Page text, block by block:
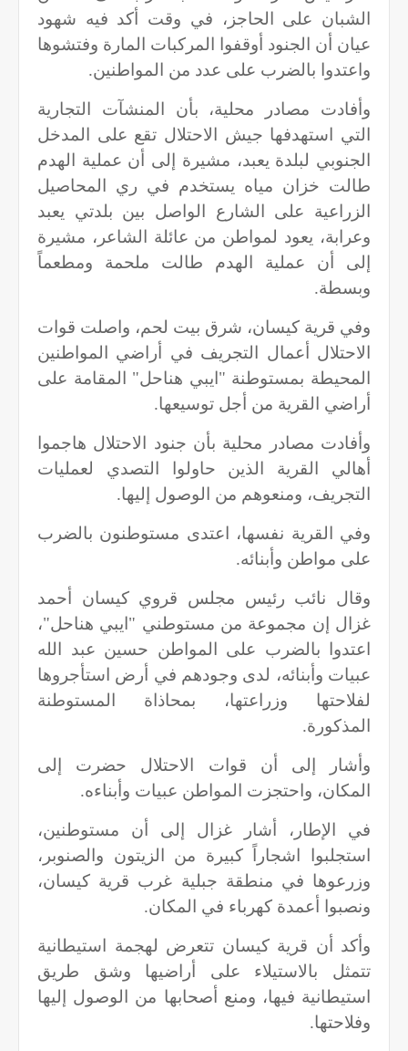
الشبان على الحاجز، في وقت أكد فيه شهود
عيان أن الجنود أوقفوا المركبات المارة وفتشوها
واعتدوا بالضرب على عدد من المواطنين.
وأفادت مصادر محلية، بأن المنشآت التجارية
التي استهدفها جيش الاحتلال تقع على المدخل
الجنوبي لبلدة يعبد، مشيرة إلى أن عملية الهدم
طالت خزان مياه يستخدم في ري المحاصيل
الزراعية على الشارع الواصل بين بلدتي يعبد
وعرابة، يعود لمواطن من عائلة الشاعر، مشيرة
إلى أن عملية الهدم طالت ملحمة ومطعماً
وبسطة.
وفي قرية كيسان، شرق بيت لحم، واصلت قوات
الاحتلال أعمال التجريف في أراضي المواطنين
المحيطة بمستوطنة "ايبي هناحل" المقامة على
أراضي القرية من أجل توسيعها.
وأفادت مصادر محلية بأن جنود الاحتلال هاجموا
أهالي القرية الذين حاولوا التصدي لعمليات
التجريف، ومنعوهم من الوصول إليها.
وفي القرية نفسها، اعتدى مستوطنون بالضرب
على مواطن وأبنائه.
وقال نائب رئيس مجلس قروي كيسان أحمد
غزال إن مجموعة من مستوطني "ايبي هناحل"،
اعتدوا بالضرب على المواطن حسين عبد الله
عبيات وأبنائه، لدى وجودهم في أرض استأجروها
لفلاحتها وزراعتها، بمحاذاة المستوطنة
المذكورة.
وأشار إلى أن قوات الاحتلال حضرت إلى
المكان، واحتجزت المواطن عبيات وأبناءه.
في الإطار، أشار غزال إلى أن مستوطنين،
استجلبوا اشجاراً كبيرة من الزيتون والصنوبر،
وزرعوها في منطقة جبلية غرب قرية كيسان،
ونصبوا أعمدة كهرباء في المكان.
وأكد أن قرية كيسان تتعرض لهجمة استيطانية
تتمثل بالاستيلاء على أراضيها وشق طريق
استيطانية فيها، ومنع أصحابها من الوصول إليها
وفلاحتها.